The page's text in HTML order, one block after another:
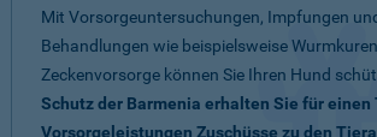
Mit Vorsorgeuntersuchungen, Impfungen
Behandlungen wie beispielsweise
Zeckenvorsorge können Sie Ihren Hund
Schutz der Barmenia erhalten Sie für einen
Vorsorgeleistungen Zuschüsse zu den